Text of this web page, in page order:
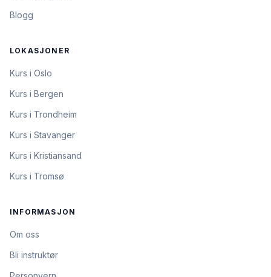
Blogg
LOKASJONER
Kurs i Oslo
Kurs i Bergen
Kurs i Trondheim
Kurs i Stavanger
Kurs i Kristiansand
Kurs i Tromsø
INFORMASJON
Om oss
Bli instruktør